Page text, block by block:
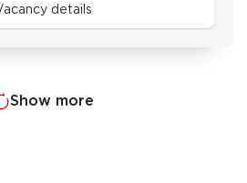
details
Show more